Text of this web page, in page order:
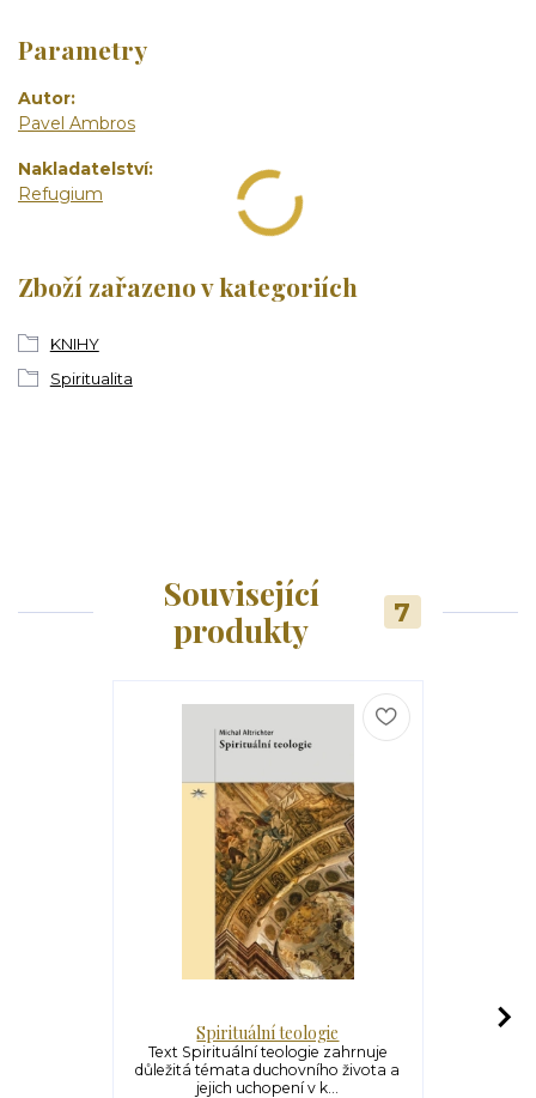
Parametry
Autor
Pavel Ambros
Nakladatelství
Refugium
Zboží zařazeno v kategoriích
KNIHY
Spiritualita
Související
produkty
7
Spirituální teologie
Text Spirituální teologie zahrnuje
důležitá témata duchovního života a
jejich uchopení v k...
Rodina